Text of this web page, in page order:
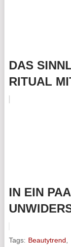
DAS
RITUAL
IN EIN
Tags: Beautytrend,